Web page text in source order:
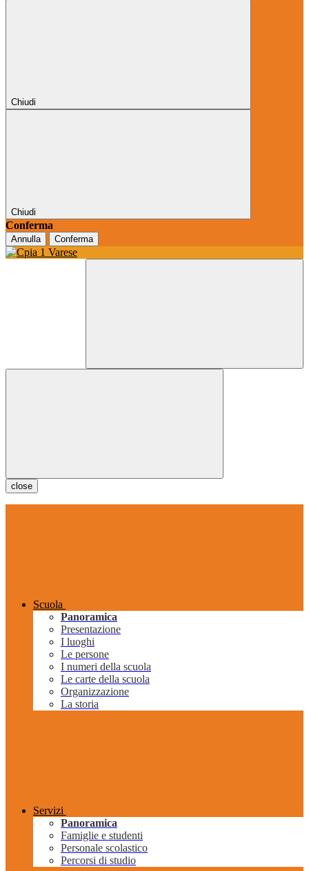
Chiudi
Chiudi
Conferma
Annulla Conferma
close
Scuola
Panoramica
Presentazione
I luoghi
Le persone
I numeri della scuola
Le carte della scuola
Organizzazione
La storia
Servizi
Panoramica
Famiglie e studenti
Personale scolastico
Percorsi di studio